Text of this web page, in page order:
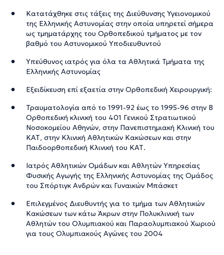
Κατατάχθηκε στις τάξεις της Διεύθυνσης Υγειονομικού
της Ελληνικής Αστυνομίας στην οποία υπηρετεί σήμερα
ως τμηματάρχης του Ορθοπεδικού τμήματος με τον
βαθμό του Αστυνομικού Υποδιευθυντού
Υπεύθυνος ιατρός για όλα τα Αθλητικά Τμήματα της
Ελληνικής Αστυνομίας
Εξειδίκευση επί εξαετία στην Ορθοπεδική Χειρουργική:
Τραυματολογία από το 1991-92 έως το 1995-96 στην Β
Ορθοπεδική κλινική του 401 Γενικού Στρατιωτικού
Νοσοκομείου Αθηνών, στην Πανεπιστημιακή Κλινική του
ΚΑΤ, στην Κλινική Αθλητικών Κακώσεων και στην
Παιδοορθοπεδική Κλινική του ΚΑΤ.
Ιατρός Αθλητικών Ομάδων και Αθλητών Υπηρεσίας
Φυσικής Αγωγής της Ελληνικής Αστυνομίας της Ομάδος
του Σπόρτιγκ Ανδρών και Γυναικών Μπάσκετ
Επιλεγμένος Διευθυντής για το τμήμα των Αθλητικών
Κακώσεων των κάτω Άκρων στην Πολυκλινική των
Αθλητών του Ολυμπιακού και Παραολυμπιακού Χωριού
για τους Ολυμπιακούς Αγώνες του 2004